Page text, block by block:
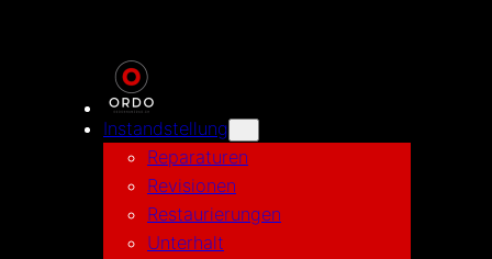
Instandstellung
Reparaturen
Revisionen
Restaurierungen
Unterhalt